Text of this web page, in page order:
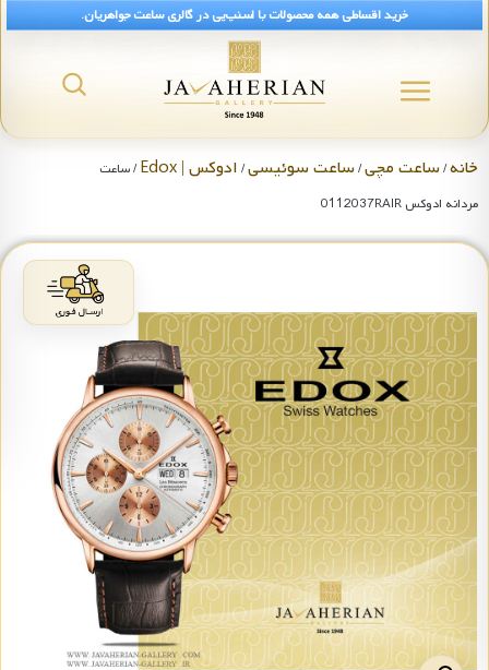
خرید اقساطی همه محصولات با اسنپ‌پی در گالری ساعت جواهریان.
خانه/ساعت مچی/ساعت سوئیسی/ ادوکس | Edox
/ ساعت
مردانه ادوکس 0112037RAIR